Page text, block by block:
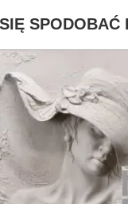
SPODOBAĆ